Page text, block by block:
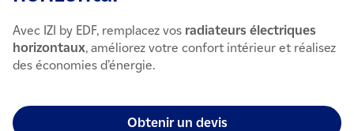
Avec IZI by EDF, remplacez vos radiateurs électriques
horizontaux, améliorez votre confort intérieur et réalisez
des économies d’énergie.
Obtenir un devis